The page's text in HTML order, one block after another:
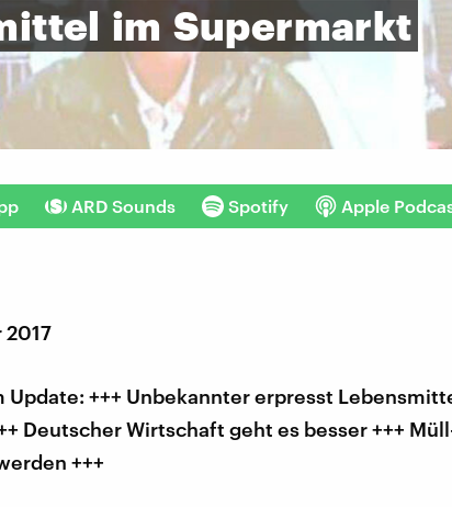
im Supermarkt
ARD Sounds Spotify Apple
2017
Update: +++ Unbekannter erpresst
Deutscher Wirtschaft geht es besser +++
+++